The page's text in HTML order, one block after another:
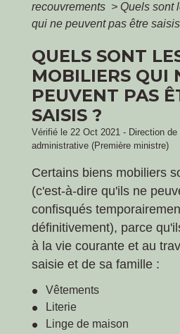
recouvrements > Quels sont
qui ne peuvent pas être
QUELS SONT
MOBILIERS QUI
PEUVENT PAS
SAISIS ?
Vérifié le 22 Oct 2021 - Direction
administrative (Première ministre)
Certains biens mobiliers
(c'est-à-dire qu'ils ne
confisqués
définitivement), parce
à la vie courante et au
saisie et de sa famille :
Vêtements
Literie
Linge de maison